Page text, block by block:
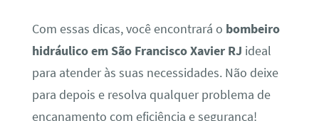
Com essas dicas, você encontrará o bombeiro
hidráulico em São Francisco Xavier RJ ideal
para atender às suas necessidades. Não deixe
para depois e resolva qualquer problema de
encanamento com eficiência e segurança!